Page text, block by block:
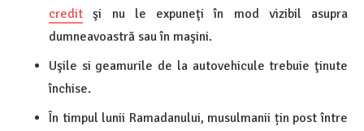
credit şi nu le expuneţi în mod vizibil asupra
dumneavoastră sau în maşini.
Uşile si geamurile de la autovehicule trebuie ţinute
închise.
În timpul lunii Ramadanului, musulmanii țin post între